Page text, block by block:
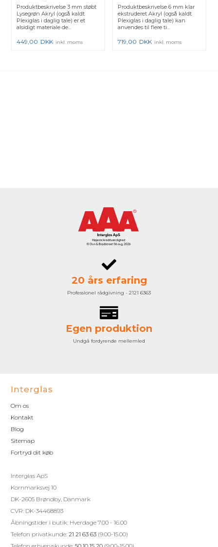
Produktbeskrivelse 3 mm støbt
Lysegrøn Akryl (også kaldt
Plexiglas i daglig tale) er et
alsidigt materiale de...
449,00 DKK inkl. moms
Produktbeskrivelse 6 mm klar
ekstruderet Akryl (også kaldt
Plexiglas i daglig tale) kan
anvendes til flere ti...
719,00 DKK inkl. moms
20 års erfaring
Professionel rådgivning - 2121 6363
Egen produktion
Undgå fordyrende mellemled
Interglas
Om os
Kontakt
Blog
Sitemap
Fortryd dit køb
Interglas ApS
Kornmarksvej 10
DK-2605 Brøndby, Danmark
CVR: DK-34468893
Åbningstider i butik: Hverdage 7.00 - 16.00
Telefon privatkunde:21 21 63 63 (9.00-15.00)